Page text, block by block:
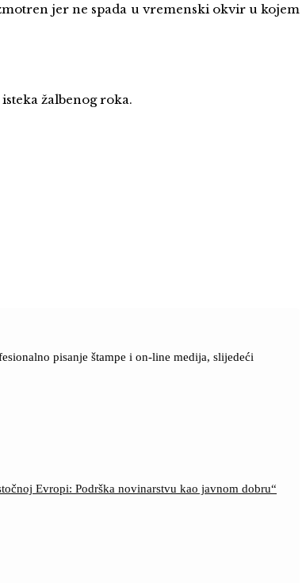
jer ne spada u vremenski okvir u kojem
žalbenog roka.
pisanje štampe i on-line medija, slijedeći
Evropi: Podrška novinarstvu kao javnom dobru“